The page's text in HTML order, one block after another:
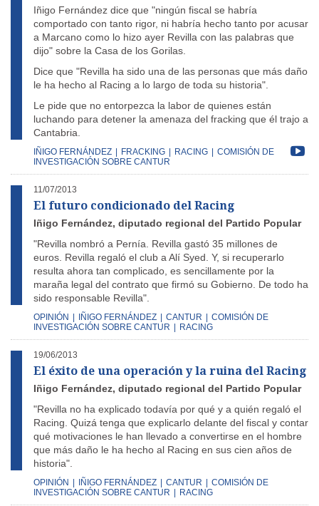
Iñigo Fernández dice que "ningún fiscal se habría
comportado con tanto rigor, ni habría hecho tanto por acusar
a Marcano como lo hizo ayer Revilla con las palabras que
dijo" sobre la Casa de los Gorilas.
Dice que "Revilla ha sido una de las personas que más daño
le ha hecho al Racing a lo largo de toda su historia".
Le pide que no entorpezca la labor de quienes están
luchando para detener la amenaza del fracking que él trajo a
Cantabria.
IÑIGO FERNÁNDEZ FRACKING RACING
COMISIÓN DE
INVESTIGACIÓN SOBRE CANTUR
11/07/2013
El futuro condicionado del Racing
Iñigo Fernández, diputado regional del Partido Popular
"Revilla nombró a Pernía. Revilla gastó 35 millones de
euros. Revilla regaló el club a Alí Syed. Y, si recuperarlo
resulta ahora tan complicado, es sencillamente por la
maraña legal del contrato que firmó su Gobierno. De todo ha
sido responsable Revilla".
OPINIÓN IÑIGO FERNÁNDEZ CANTUR
COMISIÓN DE
INVESTIGACIÓN SOBRE CANTUR
RACING
19/06/2013
El éxito de una operación y la ruina del Racing
Iñigo Fernández, diputado regional del Partido Popular
"Revilla no ha explicado todavía por qué y a quién regaló el
Racing. Quizá tenga que explicarlo delante del fiscal y contar
qué motivaciones le han llevado a convertirse en el hombre
que más daño le ha hecho al Racing en sus cien años de
historia".
OPINIÓN IÑIGO FERNÁNDEZ CANTUR
COMISIÓN DE
INVESTIGACIÓN SOBRE CANTUR
RACING